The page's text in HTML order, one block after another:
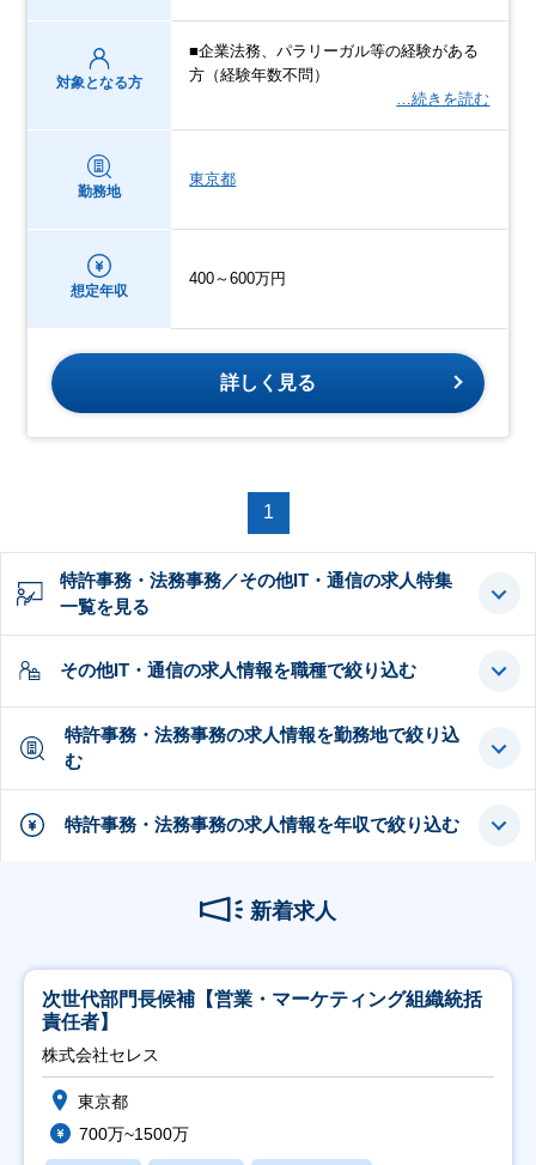
対象となる方
■企業法務、パラリーガル等の経験がある
方（経験年数不問）
…続きを読む
勤務地
東京都
想定年収
400～600万円
詳しく見る
1
特許事務・法務事務／その他IT・通信の求人特集
一覧を見る
その他IT・通信の求人情報を職種で絞り込む
特許事務・法務事務の求人情報を勤務地で絞り込
む
特許事務・法務事務の求人情報を年収で絞り込む
新着求人
次世代部門長候補【営業・マーケティング組織統括
責任者】
株式会社セレス
東京都
700万~1500万